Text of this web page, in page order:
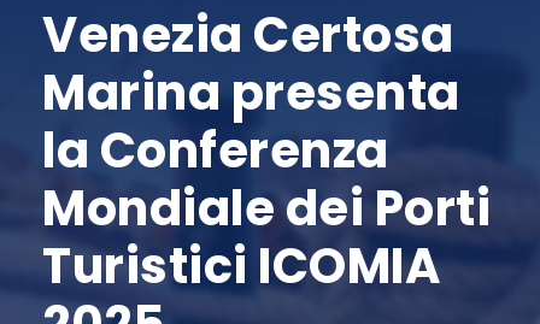
Venezia Certosa
Marina presenta
la Conferenza
Mondiale dei Porti
Turistici ICOMIA